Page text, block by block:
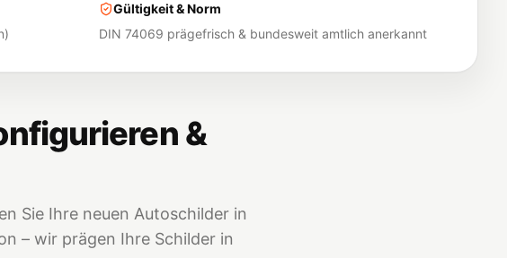
)
Gültigkeit & Norm
DIN 74069 prägefrisch & bundesweit amtlich anerkannt
&
Sie Ihre neuen Autoschilder in
– wir prägen Ihre Schilder in